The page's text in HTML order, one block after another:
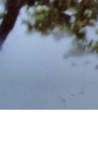
Zum
Inhalt
springen